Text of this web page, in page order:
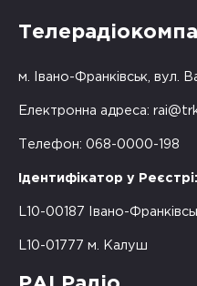
м. Івано-Франківськ, вул.
Електронна адреса:
Телефон: 068-0000-198
Ідентифікатор у Реєстрі:
L10-00187 Івано-
L10-01777 м. Калуш